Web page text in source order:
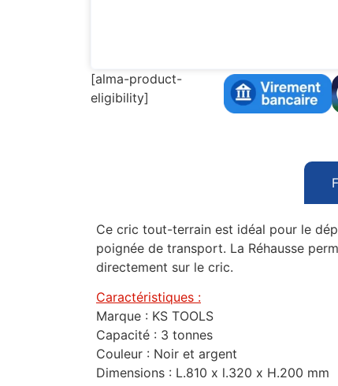
[alma-product-
eligibility]
Ce cric tout-terrain est idéal pour le
poignée de transport. La Réhausse
directement sur le cric.
Caractéristiques :
Marque : KS TOOLS
Capacité : 3 tonnes
Couleur : Noir et argent
Dimensions : L.810 x l.320 x H.200 mm